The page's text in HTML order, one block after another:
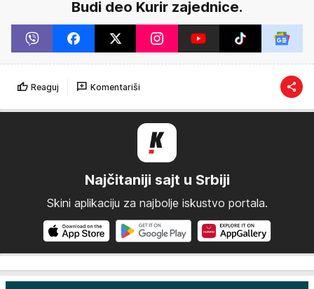
Budi deo Kurir zajednice.
Reaguj Komentariši
Najčitaniji sajt u Srbiji
Skini aplikaciju za najbolje iskustvo portala.